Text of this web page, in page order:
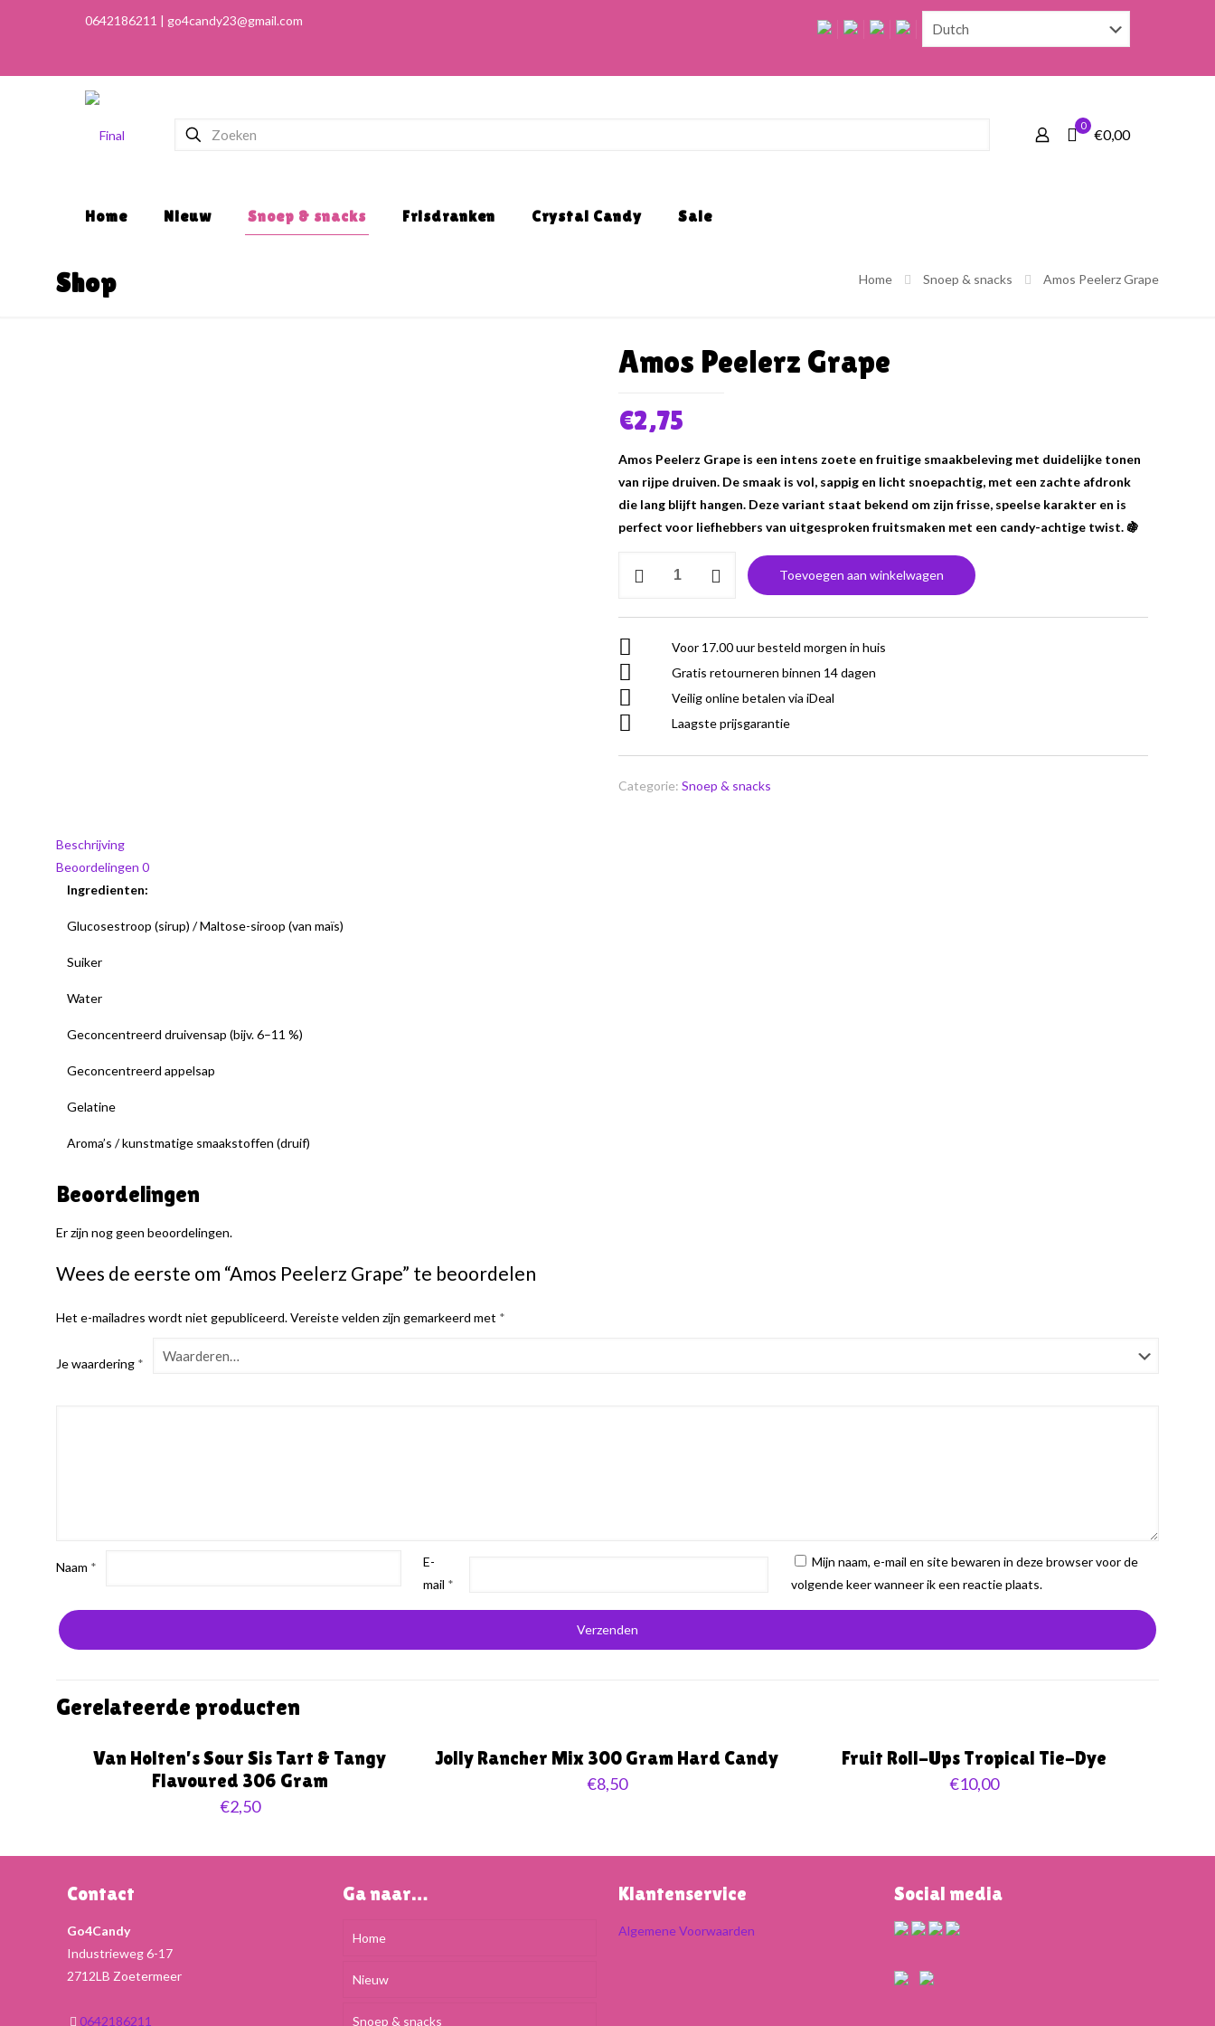
0
€0,00
Home Nieuw Snoep & snacks Frisdranken Crystal Candy Sale
Shop Home Snoep & snacks Amos Peelerz Grape
Amos Peelerz Grape
€2,75
Amos Peelerz Grape is een intens zoete en fruitige smaakbeleving met duidelijke tonen
van rijpe druiven. De smaak is vol, sappig en licht snoepachtig, met een zachte afdronk
die lang blijft hangen. Deze variant staat bekend om zijn frisse, speelse karakter en is
perfect voor liefhebbers van uitgesproken fruitsmaken met een candy-achtige twist. 🍇
Peelerz
Toevoegen aan winkelwagen
Voor 17.00 uur besteld morgen in huis
Gratis retourneren binnen 14 dagen
Veilig online betalen via iDeal
Laagste prijsgarantie
Categorie: Snoep & snacks
Beschrijving
Beoordelingen 0
Ingredienten:
Glucosestroop (sirup) / Maltose-siroop (van maïs)
Suiker
Water
Geconcentreerd druivensap (bijv. 6–11 %)
Geconcentreerd appelsap
Gelatine
Aroma’s / kunstmatige smaakstoffen (druif)
Beoordelingen
Er zijn nog geen beoordelingen.
Wees de eerste om “Amos Peelerz Grape” te beoordelen
Het e-mailadres wordt niet gepubliceerd.Vereiste velden zijn gemarkeerd met *
Je waardering *
Naam *
E-
mail *
Mijn naam, e-mail en site bewaren in deze browser voor de
volgende keer wanneer ik een reactie plaats.
Gerelateerde producten
Van Holten’s Sour Sis Tart & Tangy
Flavoured 306 Gram
€2,50
Jolly Rancher Mix 300 Gram Hard Candy
€8,50
Fruit Roll-Ups Tropical Tie-Dye
€10,00
Contact
Go4Candy
Industrieweg 6-17
2712LB Zoetermeer
0642186211
Ga naar…
Home
Nieuw
Snoep & snacks
Klantenservice
Algemene Voorwaarden
Social media